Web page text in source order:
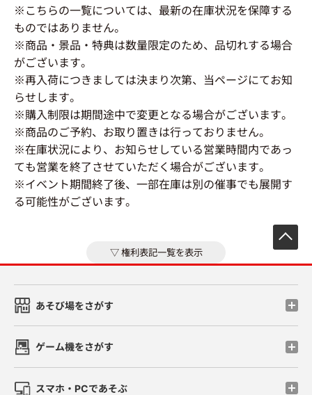
※こちらの一覧については、最新の在庫状況を保障する
ものではありません。
※商品・景品・特典は数量限定のため、品切れする場合
がございます。
※再入荷につきましては決まり次第、当ページにてお知
らせします。
※購入制限は期間途中で変更となる場合がございます。
※商品のご予約、お取り置きは行っておりません。
※在庫状況により、お知らせしている営業時間内であっ
ても営業を終了させていただく場合がございます。
※イベント期間終了後、一部在庫は別の催事でも展開す
る可能性がございます。
権利表記一覧を表示
あそび場をさがす
ゲーム機をさがす
スマホ・PCであそぶ